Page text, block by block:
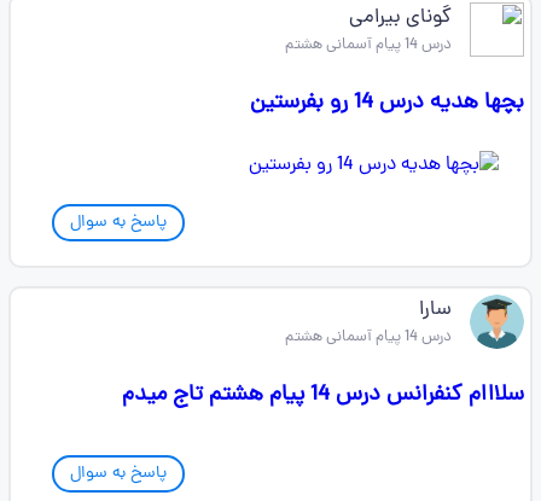
گونای بیرامی
درس 14 پیام آسمانی هشتم
بچها هدیه درس 14 رو بفرستین
پاسخ به سوال
سارا
درس 14 پیام آسمانی هشتم
سلااام کنفرانس درس 14 پیام هشتم تاج میدم
پاسخ به سوال